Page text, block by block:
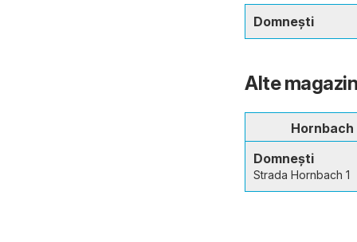
Domnești
Alte
Hornbach
Domnești
Strada Hornbach 1